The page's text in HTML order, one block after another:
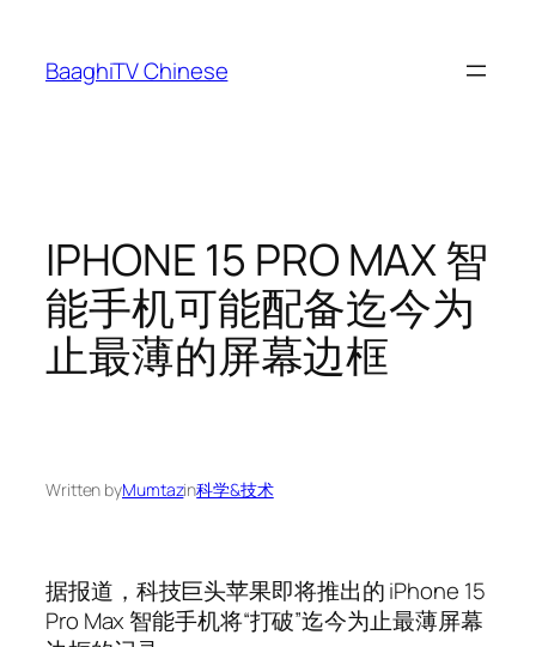
content
BaaghiTV Chinese
IPHONE 15 PRO MAX 智
能手机可能配备迄今为
止最薄的屏幕边框
Written byMumtazin科学&技术
据报道，科技巨头苹果即将推出的 iPhone 15
Pro Max 智能手机将“打破”迄今为止最薄屏幕